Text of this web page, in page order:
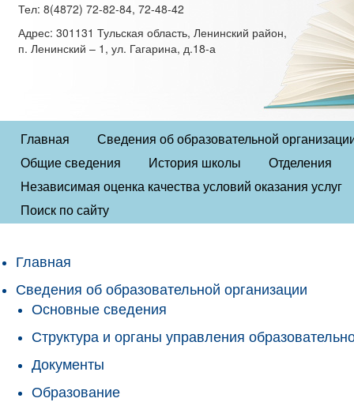
Тел: 8(4872) 72-82-84, 72-48-42
Адрес: 301131 Тульская область, Ленинский район,
п. Ленинский – 1, ул. Гагарина, д.18-а
Главная
Сведения об образовательной
Общие сведения
История школы
Отделения
Независимая оценка качества условий оказания услуг
Поиск по сайту
Главная
Сведения об образовательной организации
Основные сведения
Структура и органы управления
Документы
Образование